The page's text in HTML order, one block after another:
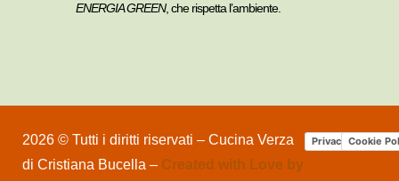
ENERGIA GREEN, che rispetta l’ambiente.
2026 © Tutti i diritti riservati – Cucina Verza
di Cristiana Bucella – Created with Love by
Privacy Policy
Cookie